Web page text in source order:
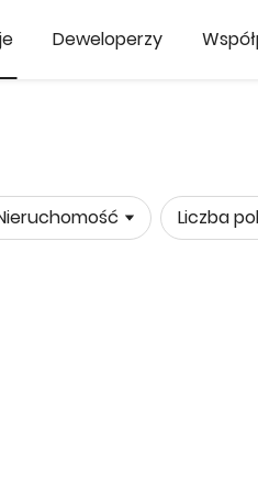
Deweloperzy
Liczba